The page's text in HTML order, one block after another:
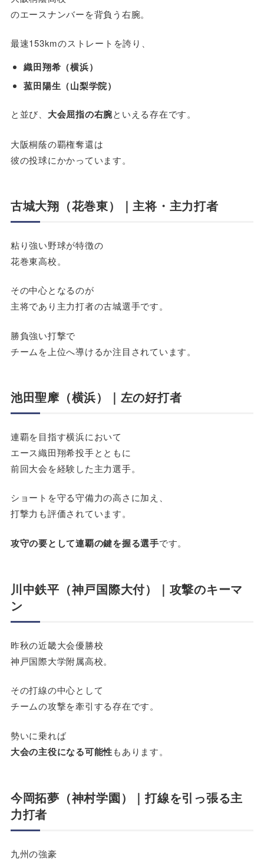
のエースナンバーを背負う右腕。
最速153kmのストレートを誇り、
織田翔希（横浜）
菰田陽生（山梨学院）
と並び、 大会屈指の右腕といえる存在です。
大阪桐蔭の覇権奪還は
彼の投球にかかっています。
古城大翔（花巻東）｜主将・主力打者
粘り強い野球が特徴の
花巻東高校。
その中心となるのが
主将であり主力打者の古城選手です。
勝負強い打撃で
チームを上位へ導けるか注目されています。
池田聖摩（横浜）｜左の好打者
連覇を目指す横浜において
エース織田翔希投手とともに
前回大会を経験した主力選手。
ショートを守る守備力の高さに加え、
打撃力も評価されています。
攻守の要として連覇の鍵を握る選手です。
川中鉄平（神戸国際大付）｜攻撃のキーマ
ン
昨秋の近畿大会優勝校
神戸国際大学附属高校。
その打線の中心として
チームの攻撃を牽引する存在です。
勢いに乗れば
大会の主役になる可能性もあります。
今岡拓夢（神村学園）｜打線を引っ張る主
力打者
九州の強豪